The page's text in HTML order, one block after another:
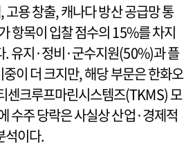
고용 창출, 캐나다 방산 공급망 통
항목이 입찰 점수의 15%를 차지
. 유지·정비·군수지원(50%)과 플
이 더 크지만, 해당 부문은 한화오
센크루프마린시스템즈(TKMS) 모
수주 당락은 사실상 산업·경제적
석이다.